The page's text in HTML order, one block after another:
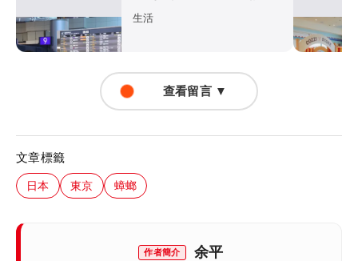
生活
查看留言 ▼
文章標籤
日本 東京 蟑螂
作者簡介 余平